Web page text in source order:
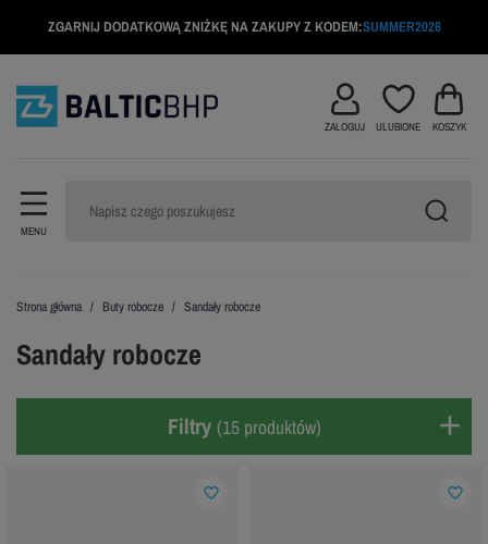
ZGARNIJ DODATKOWĄ ZNIŻKĘ NA ZAKUPY Z KODEM:SUMMER2026
MENU
ZALOGUJ ULUBIONE KOSZYK
Strona główna Buty robocze Sandały robocze
Sandały robocze
Filtry (15 produktów)
favorite_border favorite_border